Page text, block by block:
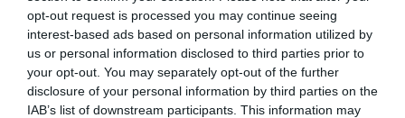
opt-out request is processed you may continue seeing
interest-based ads based on personal information utilized by
us or personal information disclosed to third parties prior to
your opt-out. You may separately opt-out of the further
disclosure of your personal information by third parties on the
IAB’s list of downstream participants. This information may